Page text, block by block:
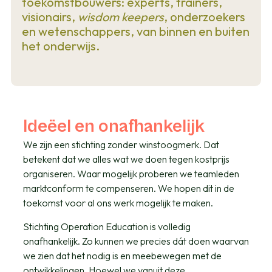
visionairs, wisdom keepers, onderzoekers
en wetenschappers, van binnen en buiten
het onderwijs.
Ideëel en onafhankelijk
We zijn een stichting zonder winstoogmerk. Dat
betekent dat we alles wat we doen tegen kostprijs
organiseren. Waar mogelijk proberen we teamleden
marktconform te compenseren. We hopen dit in de
toekomst voor al ons werk mogelijk te maken.
Stichting Operation Education is volledig
onafhankelijk. Zo kunnen we precies dát doen waarvan
we zien dat het nodig is en meebewegen met de